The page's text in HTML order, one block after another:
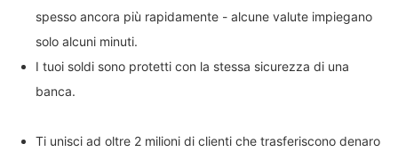
spesso ancora più rapidamente - alcune valute impiegano
solo alcuni minuti.
I tuoi soldi sono protetti con la stessa sicurezza di una
banca.
Ti unisci ad oltre 2 milioni di clienti che trasferiscono denaro